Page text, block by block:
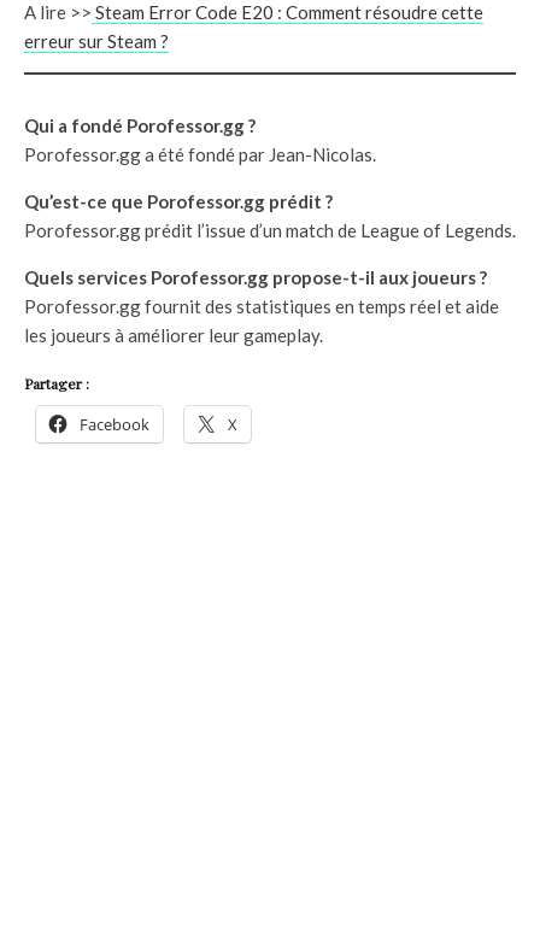
A lire >> Steam Error Code E20 : Comment résoudre cette
erreur sur Steam ?
Qui a fondé Porofessor.gg ?
Porofessor.gg a été fondé par Jean-Nicolas.
Qu’est-ce que Porofessor.gg prédit ?
Porofessor.gg prédit l’issue d’un match de League of Legends.
Quels services Porofessor.gg propose-t-il aux joueurs ?
Porofessor.gg fournit des statistiques en temps réel et aide
les joueurs à améliorer leur gameplay.
Partager :
Facebook X